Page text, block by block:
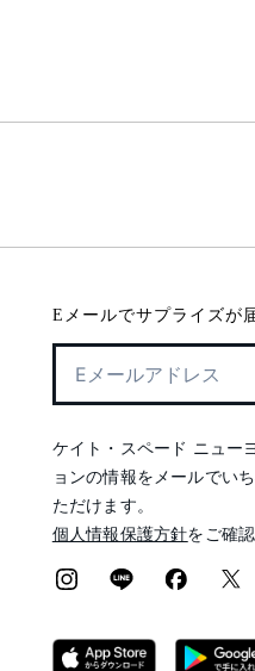
Eメールでサプライズが
ケイト・スペード ニュー
ョンの情報をメールでい
ただけます。
個人情報保護方針をご確